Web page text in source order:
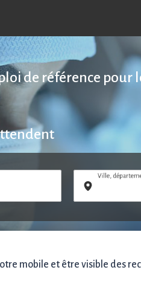
de référence pour
Ville,
mobile et être visible des